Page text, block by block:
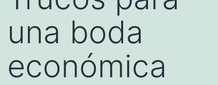
una boda
económica